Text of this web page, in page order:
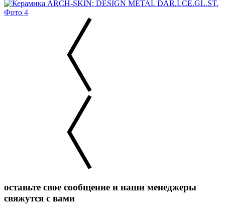
оставьте свое сообщение и наши менеджеры
свяжутся с вами